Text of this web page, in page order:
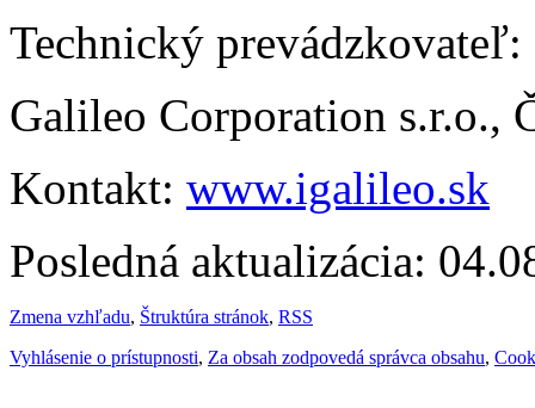
Technický prevádzkovateľ:
Galileo Corporation s.r.o.,
Kontakt: www.igalileo.sk
Posledná aktualizácia:
Zmena vzhľadu, Štruktúra stránok, RSS
Vyhlásenie o prístupnosti, Za obsah zodpovedá správca obsahu,